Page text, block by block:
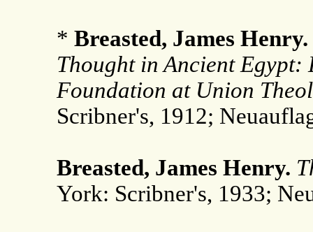
* Breasted, James Henry.
Thought in Ancient Egypt:
Foundation at Union
Scribner's, 1912;
Breasted, James Henry.
York: Scribner's, 1933;